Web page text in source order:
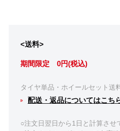
<送料>
期間限定 0円(税込)
タイヤ単品・ホイールセット送
配送・返品についてはこち
○注文日翌日から1日と計算させ